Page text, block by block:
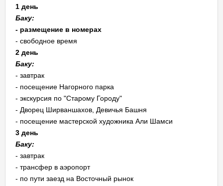
1 день
Баку:
- размещение в номерах
- свободное время
2 день
Баку:
- завтрак
- посещение Нагорного парка
- экскурсия по "Старому Городу"
- Дворец Ширваншахов, Девичья Башня
- посещение мастерской художника Али Шамси
3 день
Баку:
- завтрак
- трансфер в аэропорт
- по пути заезд на Восточный рынок